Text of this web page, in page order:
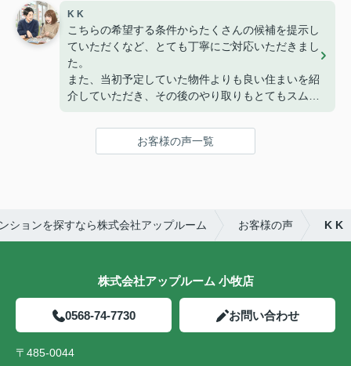
K K
こちらの希望する条件からたくさんの候補を提示し
ていただくなど、とても丁寧にご対応いただきまし
た。
また、当初予定していた物件よりも良い住まいを紹
介していただき、その後のやり取りもとてもスムー
とても満足しています。ありがとうございました。
お客様の声一覧
ションを探すなら株式会社アップルーム お客様の声 K K
株式会社アップルーム 小牧店
0568-74-7730 お問い合わせ
〒485-0044